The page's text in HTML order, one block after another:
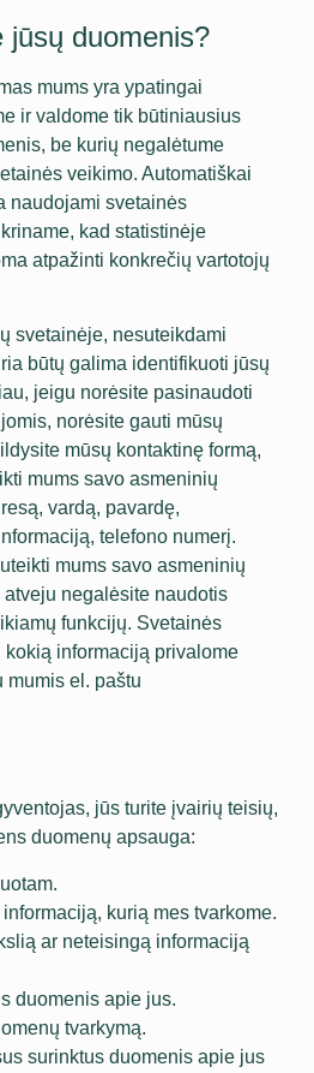
jūsų duomenis?
mums yra ypatingai
ir valdome tik būtiniausius
be kurių negalėtume
veikimo. Automatiškai
naudojami svetainės
kad statistinėje
atpažinti konkrečių vartotojų
svetainėje, nesuteikdami
būtų galima identifikuoti jūsų
jeigu norėsite pasinaudoti
norėsite gauti mūsų
mūsų kontaktinę formą,
mums savo asmeninių
vardą, pavardę,
telefono numerį.
mums savo asmeninių
negalėsite naudotis
funkcijų. Svetainės
kokią informaciją privalome
mumis el. paštu
jūs turite įvairių teisių,
duomenų apsauga:
kurią mes tvarkome.
ar neteisingą informaciją
duomenis apie jus.
tvarkymą.
surinktus duomenis apie jus